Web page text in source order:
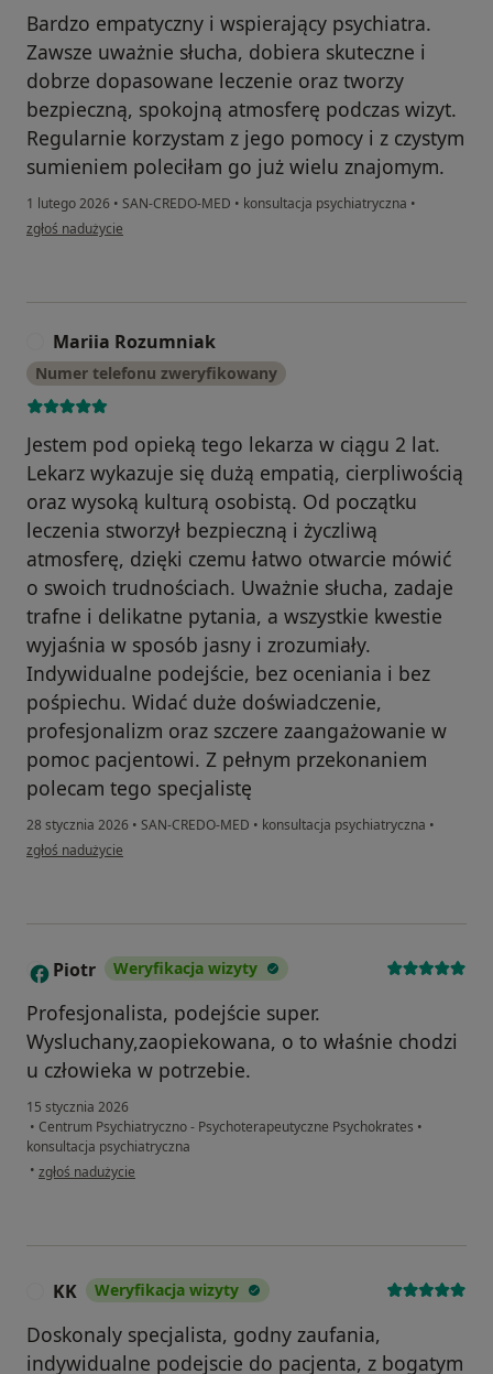
Bardzo empatyczny i wspierający psychiatra.
Zawsze uważnie słucha, dobiera skuteczne i
dobrze dopasowane leczenie oraz tworzy
bezpieczną, spokojną atmosferę podczas wizyt.
Regularnie korzystam z jego pomocy i z czystym
sumieniem poleciłam go już wielu znajomym.
1 lutego 2026 • SAN-CREDO-MED • konsultacja psychiatryczna •
w opinii użytkownika Valeriia
zgłoś nadużycie
Mariia Rozumniak
Numer telefonu zweryfikowany
Jestem pod opieką tego lekarza w ciągu 2 lat.
Lekarz wykazuje się dużą empatią, cierpliwością
oraz wysoką kulturą osobistą. Od początku
leczenia stworzył bezpieczną i życzliwą
atmosferę, dzięki czemu łatwo otwarcie mówić
o swoich trudnościach. Uważnie słucha, zadaje
trafne i delikatne pytania, a wszystkie kwestie
wyjaśnia w sposób jasny i zrozumiały.
Indywidualne podejście, bez oceniania i bez
pośpiechu. Widać duże doświadczenie,
profesjonalizm oraz szczere zaangażowanie w
pomoc pacjentowi. Z pełnym przekonaniem
polecam tego specjalistę
28 stycznia 2026 • SAN-CREDO-MED • konsultacja psychiatryczna •
w opinii użytkownika Mariia Rozumniak
zgłoś nadużycie
P Piotr Weryfikacja wizyty
Profesjonalista, podejście super.
Wysluchany,zaopiekowana, o to właśnie chodzi
u człowieka w potrzebie.
15 stycznia 2026
• Centrum Psychiatryczno - Psychoterapeutyczne Psychokrates •
konsultacja psychiatryczna
• w opinii użytkownika Piotr
zgłoś nadużycie
KK Weryfikacja wizyty
Doskonaly specjalista, godny zaufania,
indywidualne podejscie do pacjenta, z bogatym